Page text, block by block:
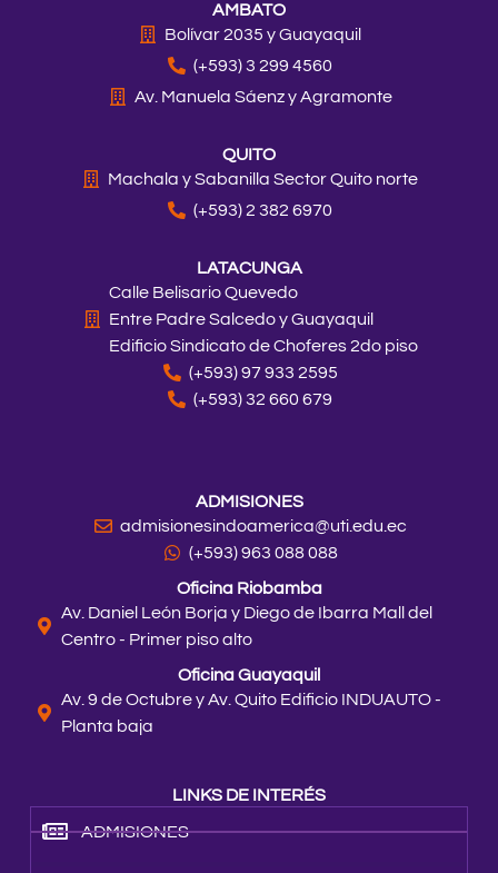
o
k
k
d
i
t
r
LINKS DE INTERÉS
ADMISIONES
AMBATO
Bolívar 2035 y Guayaquil
(+593) 3 299 4560
Av. Manuela Sáenz y Agramonte
QUITO
Machala y Sabanilla Sector Quito norte
(+593) 2 382 6970
LATACUNGA
Calle Belisario Quevedo
Entre Padre Salcedo y Guayaquil
Edificio Sindicato de Choferes 2do piso
(+593) 97 933 2595
(+593) 32 660 679
ADMISIONES
admisionesindoamerica@uti.edu.ec
(+593) 963 088 088
Oficina Riobamba
Av. Daniel León Borja y Diego de Ibarra Mall del
Centro - Primer piso alto
Oficina Guayaquil
Av. 9 de Octubre y Av. Quito Edificio INDUAUTO -
Planta baja